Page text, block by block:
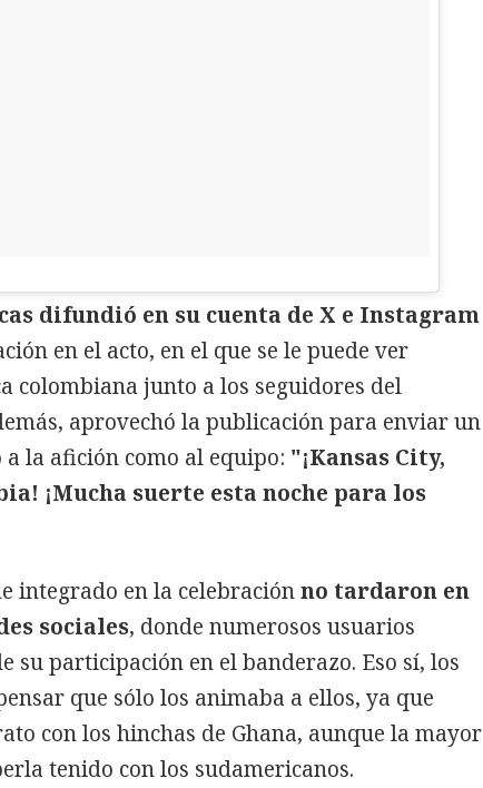
difundió en su cuenta de X e Instagram
en el acto, en el que se le puede ver
colombiana junto a los seguidores del
aprovechó la publicación para enviar un
la afición como al equipo: "¡Kansas City,
¡Mucha suerte esta noche para los
integrado en la celebraciónno tardaron en
sociales, donde numerosos usuarios
su participación en el banderazo. Eso sí, los
que sólo los animaba a ellos, ya que
con los hinchas de Ghana, aunque la mayor
tenido con los sudamericanos.